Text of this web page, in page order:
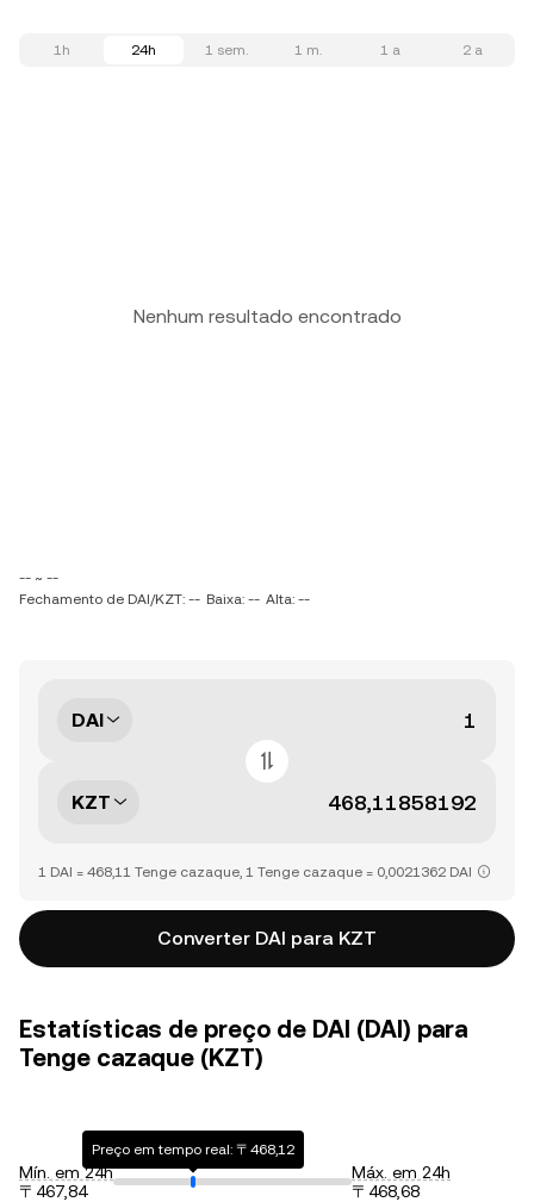
1h 24h 1 sem. 1 m. 1 a 2 a
Nenhum resultado encontrado
-- ~ --
Fechamento de DAI/KZT: -- Baixa: -- Alta: --
DAI
KZT
1 DAI = 468,11 Tenge cazaque, 1 Tenge cazaque = 0,0021362 DAI
Converter DAI para KZT
Estatísticas de preço de DAI (DAI) para
Tenge cazaque (KZT)
Mín. em 24h
〒467,84
Preço em tempo real: 〒468,12
Máx. em 24h
〒468,68